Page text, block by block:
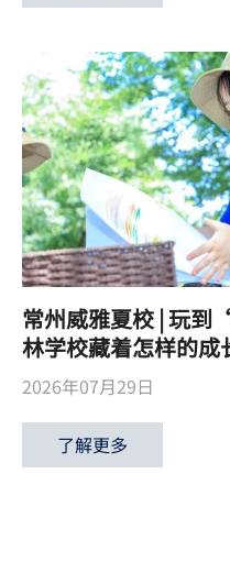
常州威雅夏校 | 玩
林学校藏着怎样的成
2026年07月29日
了解更多